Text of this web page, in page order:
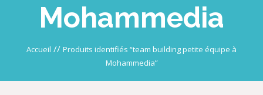
Mohammedia
Accueil // Produits identifiés “team building petite équipe à
Mohammedia”